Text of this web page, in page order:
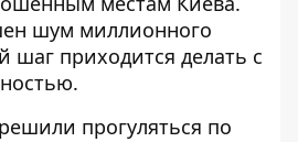
шум миллионного
шаг приходится делать с
прогуляться по